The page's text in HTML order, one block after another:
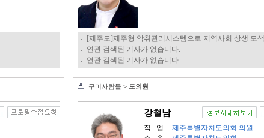
[제주도]제주형 악취관리시스템으로 지역사회 상생 모색
연관 검색된 기사가 없습니다.
연관 검색된 기사가 없습니다.
구미사람들 > 도의원
강철남
직 업
제주특별자치도의회 의원